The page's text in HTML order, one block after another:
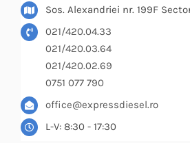
Sos. Alexandriei nr. 199F
021/420.04.33
021/420.03.64
021/420.02.69
0751 077 790
office@expressdiesel.ro
L-V: 8:30 - 17:30